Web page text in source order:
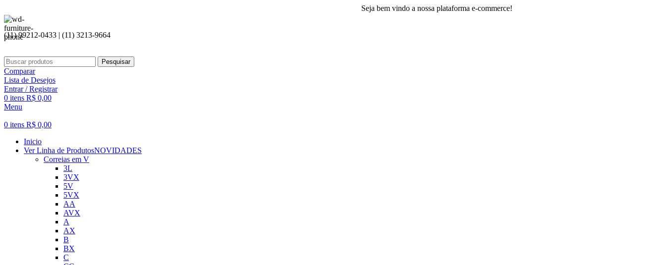
Seja bem vindo a nossa plataforma e-commerce!
(11) 99212-0433 | (11) 3213-9664
Pesquisar
Comparar
Lista de Desejos
Entrar / Registrar
0 itens R$ 0,00
Menu
0 itens R$ 0,00
Inicio
Ver Linha de ProdutosNOVIDADES
Correias em V
3L
3VX
5V
5VX
AA
AVX
A
AX
B
BX
C